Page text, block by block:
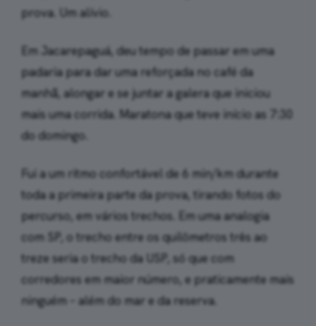
prova. Um alívio.
Em Jacarepaguá, deu tempo de passar em uma
padaria para dar uma reforçada no café da
manhã, alongar e se juntar a galera que iniciou
mais uma corrida. Maratona que teve início as 7:30
do domingo.
Fui a um ritmo confortável de 6 min/km durante
toda a primeira parte da prova, tirando fotos do
percurso, em vários trechos. Em uma analogia
com SP, o trecho entre os quilômetros três ao
treze seria o trecho da USP, só que com
corredores em maior número, e praticamente mais
ninguém – além do mar e da reserva.